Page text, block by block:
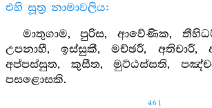
එහි සූත්‍ර නාමාවලිය:
මාතුගාම, පුරිස, ආවේණික,
උපනාහී, ඉස්සුකී, මච්ඡරී, අතිචාරී,
අප්පස්සුත, කුසීත, මුට්ඨස්සති,
පසළොසකි.
461